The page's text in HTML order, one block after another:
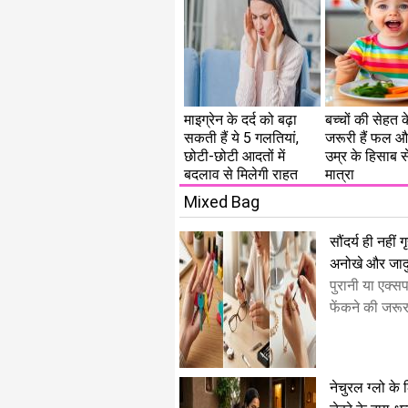
माइग्रेन के दर्द को बढ़ा
सकती हैं ये 5 गलतियां,
छोटी-छोटी आदतों में
बदलाव से मिलेगी राहत
बच्चों की सेहत
जरूरी हैं फल
उम्र के हिसाब
मात्रा
Mixed Bag
सौंदर्य ही
अनोखे और
​पुरानी या
फेंकने की
नेचुरल ग्लो के